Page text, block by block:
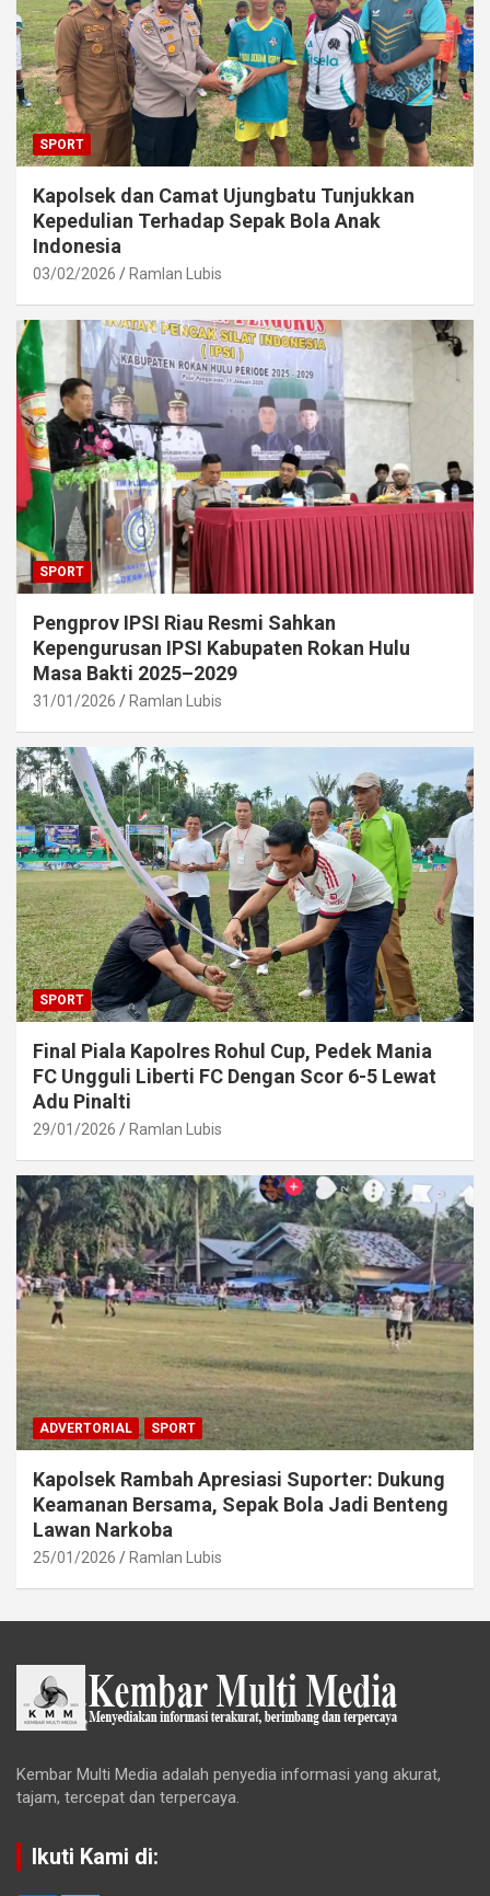
SPORT
Kapolsek dan Camat Ujungbatu Tunjukkan
Kepedulian Terhadap Sepak Bola Anak
Indonesia
03/02/2026 Ramlan Lubis
SPORT
Pengprov IPSI Riau Resmi Sahkan
Kepengurusan IPSI Kabupaten Rokan Hulu
Masa Bakti 2025–2029
31/01/2026 Ramlan Lubis
SPORT
Final Piala Kapolres Rohul Cup, Pedek Mania
FC Ungguli Liberti FC Dengan Scor 6-5 Lewat
Adu Pinalti
29/01/2026 Ramlan Lubis
ADVERTORIAL SPORT
Kapolsek Rambah Apresiasi Suporter: Dukung
Keamanan Bersama, Sepak Bola Jadi Benteng
Lawan Narkoba
25/01/2026 Ramlan Lubis
Kembar Multi Media adalah penyedia informasi yang akurat,
tajam, tercepat dan terpercaya.
Ikuti Kami di: